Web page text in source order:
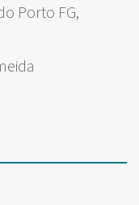
Porto FG,